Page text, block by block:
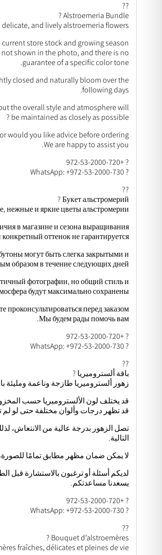
??
Alstroemeria Bundle ?
delicate, and lively alstroemeria flowers.
store stock and growing season.
shown in the photo, and there is no
guarantee of a specific color tone.
closed and naturally bloom over the
following days.
the overall style and atmosphere will
be maintained as closely as possible ?
would you like advice before ordering?
We are happy to assist you.
? +972-53-2000-720
? WhatsApp: +972-53-2000-730
??
Букет альстромерий ?
нежные и яркие цветы альстромерии.
в магазине и сезона выращивания.
оттенок не гарантируется.
могут быть слегка закрытыми и
образом в течение следующих дней.
фотографии, но общий стиль и
будут максимально сохранены ?
проконсультироваться перед заказом?
Мы будем рады помочь вам.
? +972-53-2000-720
? WhatsApp: +972-53-2000-730
??
باقة ألستروميريا ?
زهور ألستروميريا طازجة وناعمة ومليئة
قد يختلف لون الألستروميريا حسب
قد تظهر درجات وألوان مختلفة حتى لو لم
تصل الزهور بدرجة عالية من الانتعاش،
التالية.
لا يمكن ضمان مظهر مطابق تمامًا
لديكم أسئلة أو ترغبون بالاستشارة قبل
يسعدنا مساعدتكم.
? +972-53-2000-720
? WhatsApp: +972-53-2000-730
??
Bouquet d’alstroemères ?
fraîches, délicates et pleines de vie.